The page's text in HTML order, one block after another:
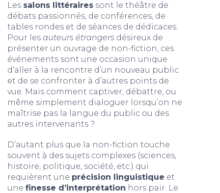
Les salons littéraires sont le théâtre de
débats passionnés, de conférences, de
tables rondes et de séances de dédicaces.
Pour les auteurs étrangers désireux de
présenter un ouvrage de non-fiction, ces
événements sont une occasion unique
d’aller à la rencontre d’un nouveau public
et de se confronter à d’autres points de
vue. Mais comment captiver, débattre, ou
même simplement dialoguer lorsqu’on ne
maîtrise pas la langue du public ou des
autres intervenants ?
D’autant plus que la non-fiction touche
souvent à des sujets complexes (sciences,
histoire, politique, société, etc.) qui
requièrent une précision linguistique et
une finesse d’interprétation hors pair. Le